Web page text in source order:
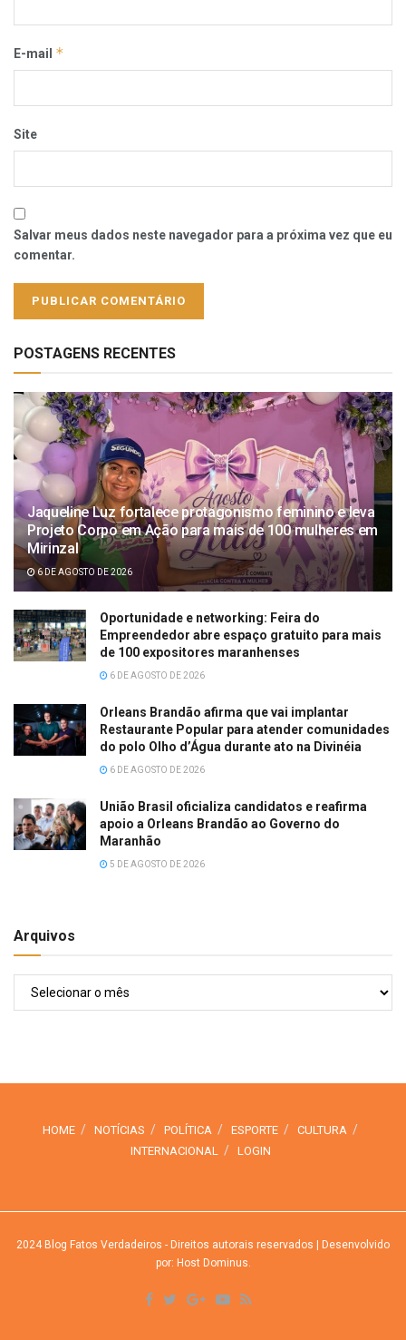
E-mail *
Site
Salvar meus dados neste navegador para a próxima vez que eu
comentar.
POSTAGENS RECENTES
Jaqueline Luz fortalece protagonismo feminino e leva
Projeto Corpo em Ação para mais de 100 mulheres em
Mirinzal
6 DE AGOSTO DE 2026
Oportunidade e networking: Feira do
Empreendedor abre espaço gratuito para mais
de 100 expositores maranhenses
6 DE AGOSTO DE 2026
Orleans Brandão afirma que vai implantar
Restaurante Popular para atender comunidades
do polo Olho d’Água durante ato na Divinéia
6 DE AGOSTO DE 2026
União Brasil oficializa candidatos e reafirma
apoio a Orleans Brandão ao Governo do
Maranhão
5 DE AGOSTO DE 2026
Arquivos
HOME NOTÍCIAS POLÍTICA ESPORTE
CULTURA
INTERNACIONAL
LOGIN
2024Blog Fatos Verdadeiros - Direitos autorais reservados | Desenvolvido
por: Host Dominus.